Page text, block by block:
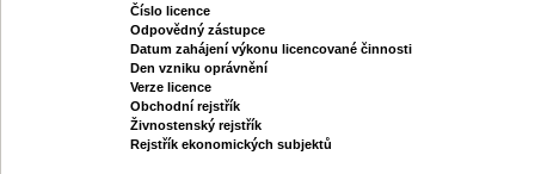
Číslo licence
Odpovědný zástupce
Datum zahájení výkonu licencované činnosti
Den vzniku oprávnění
Verze licence
Obchodní rejstřík
Živnostenský rejstřík
Rejstřík ekonomických subjektů